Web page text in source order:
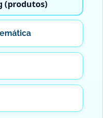
(produtos)